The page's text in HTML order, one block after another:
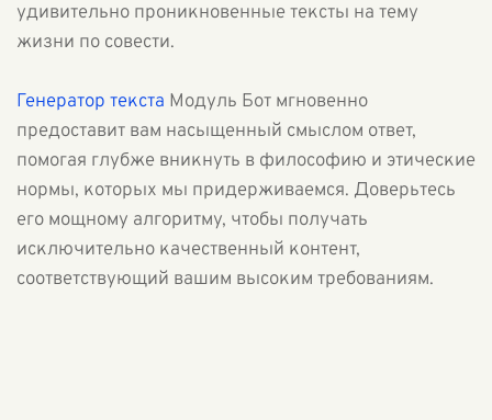
удивительно проникновенные тексты на тему
жизни по совести.
Генератор текста Модуль Бот мгновенно
предоставит вам насыщенный смыслом ответ,
помогая глубже вникнуть в философию и этические
нормы, которых мы придерживаемся. Доверьтесь
его мощному алгоритму, чтобы получать
исключительно качественный контент,
соответствующий вашим высоким требованиям.